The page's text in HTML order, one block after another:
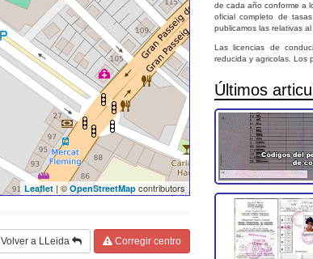
Leaflet | ©OpenStreetMap contributors
Volver a LLeida Corregir centro
de cada año conforme a
oficial completo de tasas
publicamos las relativas
Las licencias de
reducida y agricolas. Los
Últimos